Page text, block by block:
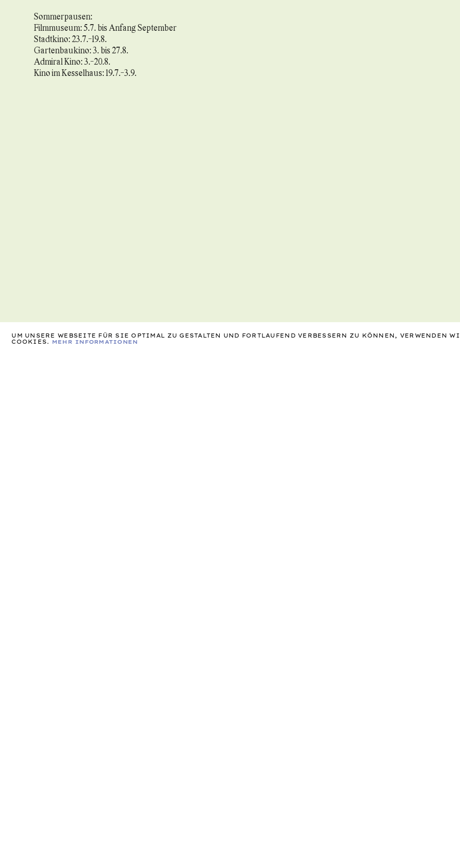
Sommerpausen:
Filmmuseum: 5.7. bis Anfang September
Stadtkino: 23.7.-19.8.
Gartenbaukino: 3. bis 27.8.
Admiral Kino: 3.-20.8.
Kino im Kesselhaus: 19.7.-3.9.
UM UNSERE WEBSEITE FÜR SIE OPTIMAL ZU GESTALTEN UND FORTLAUFEND VERBESSERN ZU KÖNNEN, VERWENDEN
COOKIES. MEHR INFORMATIONEN